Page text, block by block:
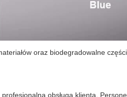
oraz biodegradowalne
obsługą klienta.